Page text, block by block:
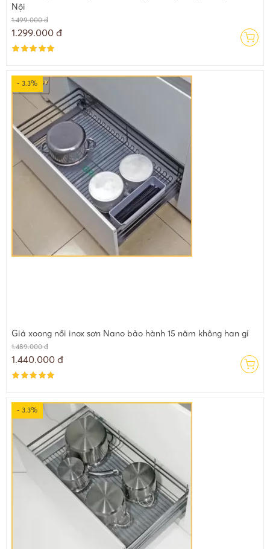
Nội
1.499.000 đ
1.299.000 đ
- 3.3%
Giá xoong nồi inox sơn Nano bảo hành 15 năm không han gỉ
1.489.000 đ
1.440.000 đ
- 3.3%